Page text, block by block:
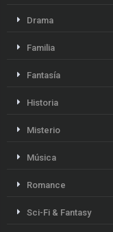
Drama
Familia
Fantasía
Historia
Misterio
Música
Romance
Sci-Fi & Fantasy